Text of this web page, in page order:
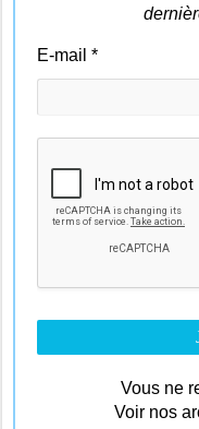
E-mail*
Vous ne
Voir nos